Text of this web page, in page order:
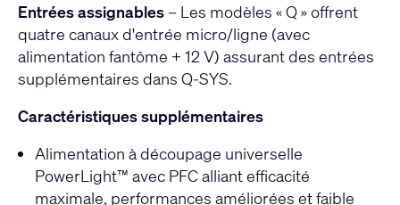
Entrées assignables – Les modèles « Q » offrent
quatre canaux d'entrée micro/ligne (avec
alimentation fantôme + 12 V) assurant des entrées
supplémentaires dans Q-SYS.
Caractéristiques supplémentaires
Alimentation à découpage universelle
PowerLight™ avec PFC alliant efficacité
maximale, performances améliorées et faible